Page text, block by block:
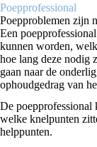
Poepprofessional
Poepproblemen zijn
Een
kunnen worden,
hoe lang deze nodig
gaan naar de
ophoudgedrag van
De poepprofessional
welke knelpunten
helppunten.